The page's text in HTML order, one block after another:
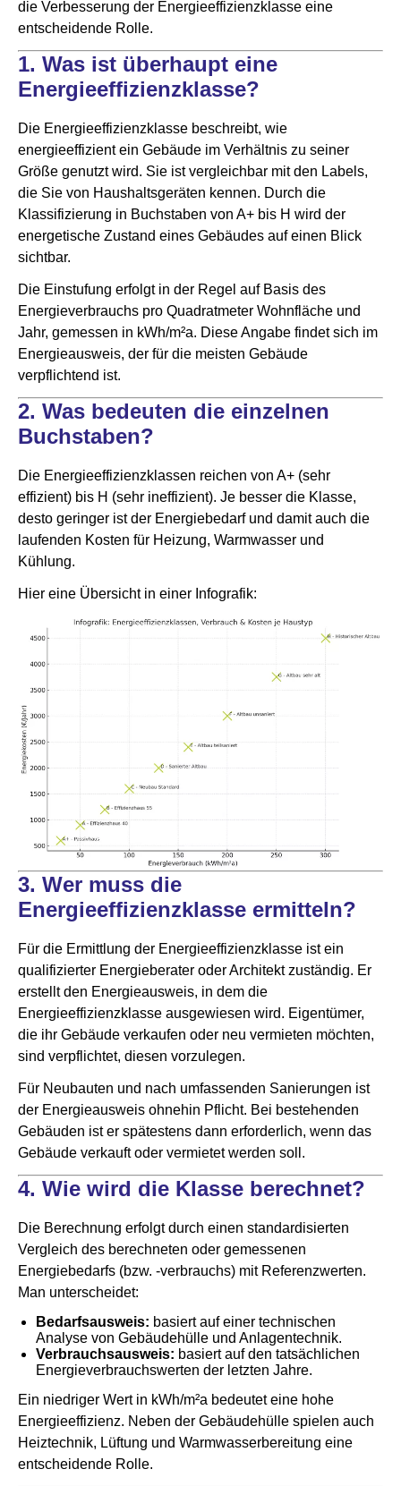
die Verbesserung der Energieeffizienzklasse eine
entscheidende Rolle.
1. Was ist überhaupt eine
Energieeffizienzklasse?
Die Energieeffizienzklasse beschreibt, wie
energieeffizient ein Gebäude im Verhältnis zu seiner
Größe genutzt wird. Sie ist vergleichbar mit den Labels,
die Sie von Haushaltsgeräten kennen. Durch die
Klassifizierung in Buchstaben von A+ bis H wird der
energetische Zustand eines Gebäudes auf einen Blick
sichtbar.
Die Einstufung erfolgt in der Regel auf Basis des
Energieverbrauchs pro Quadratmeter Wohnfläche und
Jahr, gemessen in kWh/m²a. Diese Angabe findet sich im
Energieausweis, der für die meisten Gebäude
verpflichtend ist.
2. Was bedeuten die einzelnen
Buchstaben?
Die Energieeffizienzklassen reichen von A+ (sehr
effizient) bis H (sehr ineffizient). Je besser die Klasse,
desto geringer ist der Energiebedarf und damit auch die
laufenden Kosten für Heizung, Warmwasser und
Kühlung.
Hier eine Übersicht in einer Infografik:
3. Wer muss die
Energieeffizienzklasse ermitteln?
Für die Ermittlung der Energieeffizienzklasse ist ein
qualifizierter Energieberater oder Architekt zuständig. Er
erstellt den Energieausweis, in dem die
Energieeffizienzklasse ausgewiesen wird. Eigentümer,
die ihr Gebäude verkaufen oder neu vermieten möchten,
sind verpflichtet, diesen vorzulegen.
Für Neubauten und nach umfassenden Sanierungen ist
der Energieausweis ohnehin Pflicht. Bei bestehenden
Gebäuden ist er spätestens dann erforderlich, wenn das
Gebäude verkauft oder vermietet werden soll.
4. Wie wird die Klasse berechnet?
Die Berechnung erfolgt durch einen standardisierten
Vergleich des berechneten oder gemessenen
Energiebedarfs (bzw. -verbrauchs) mit Referenzwerten.
Man unterscheidet:
Bedarfsausweis: basiert auf einer technischen
Analyse von Gebäudehülle und Anlagentechnik.
Verbrauchsausweis: basiert auf den tatsächlichen
Energieverbrauchswerten der letzten Jahre.
Ein niedriger Wert in kWh/m²a bedeutet eine hohe
Energieeffizienz. Neben der Gebäudehülle spielen auch
Heiztechnik, Lüftung und Warmwasserbereitung eine
entscheidende Rolle.